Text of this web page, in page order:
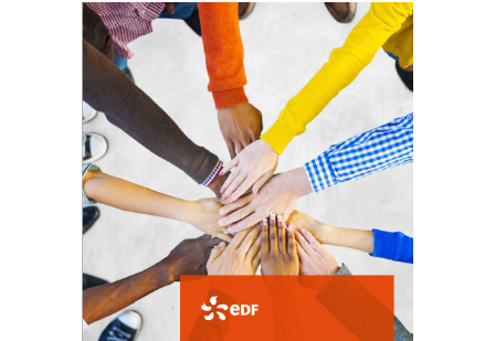
La prévention des conflits
d’intérêts
18 septembre 2023
FEUILLETER